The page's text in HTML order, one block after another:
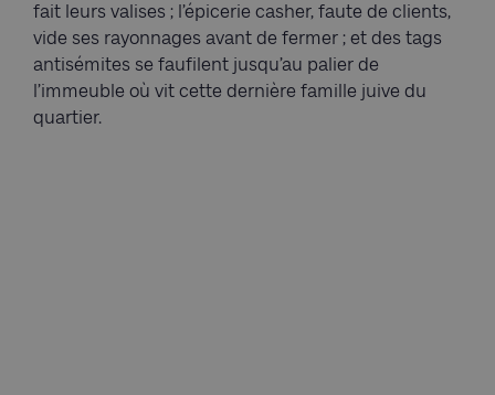
fait leurs valises ; l’épicerie casher, faute de clients,
vide ses rayonnages avant de fermer ; et des tags
antisémites se faufilent jusqu’au palier de
l’immeuble où vit cette dernière famille juive du
quartier.